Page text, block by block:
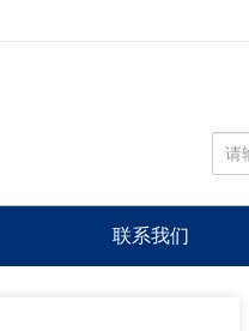
联系我们